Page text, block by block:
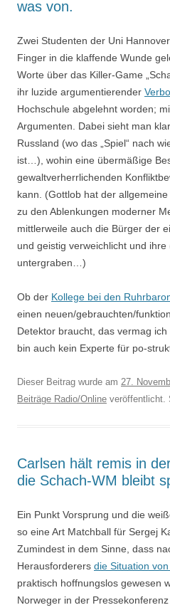
was von.
Zwei Studenten der Uni
Finger in die klaffende Wunde
Worte über das Killer-Game
ihr luzide argumentierender
Hochschule abgelehnt worden;
Argumenten. Dabei sieht man
Russland (wo das „Spiel“ nach
ist…), wohin eine übermäßige
gewaltverherrlichenden
kann. (Gottlob hat der
zu den Ablenkungen moderner
mittlerweile auch die Bürger der
und geistig verweichlicht und
untergraben…)
Ob der Kollege bei den
einen neuen/gebrauchten/
Detektor braucht, das vermag
bin auch kein Experte für po-
Dieser Beitrag wurde am 27.
Beiträge Radio/Online veröffentlicht.
Carlsen hält remis in
die Schach-WM bleibt
Ein Punkt Vorsprung und die
so eine Art Matchball für Sergej
Zumindest in dem Sinne, dass
Herausforderers die Situation
praktisch hoffnungslos gewesen
Norweger in der